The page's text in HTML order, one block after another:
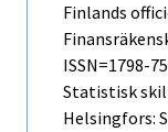
Finlands
ISSN=1798-
Statistisk
Helsingfors: